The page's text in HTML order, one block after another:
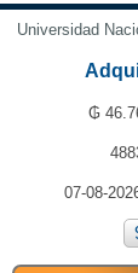
Universidad
₲
07-08-